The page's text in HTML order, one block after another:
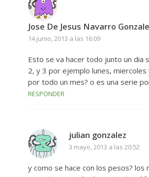
Jose De Jesus Navarro
14 junio, 2013 a las 16:09
Esto se va hacer todo junto un dia
2, y 3 por ejemplo lunes, miercoles
por todo un mes? o es una serie
RESPONDER
julian gonzalez
3 mayo, 2013 a las 20:52
y como se hace con los pesos? los